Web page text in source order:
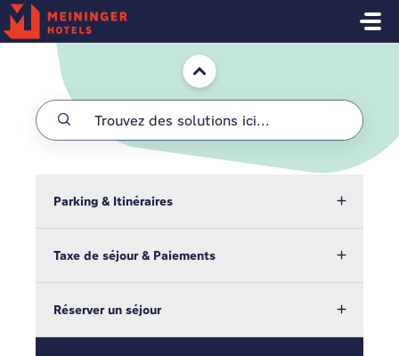
Passer au contenu principal
Accueil
Parking & Itinéraires
Taxe de séjour & Paiements
Réserver un séjour